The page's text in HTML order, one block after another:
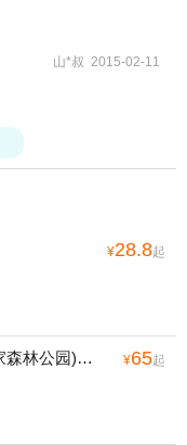
山*叔 2015-02-11
¥28.8起
沂蒙山云蒙景区(蒙山国家森林公园)
(5A) ¥65起